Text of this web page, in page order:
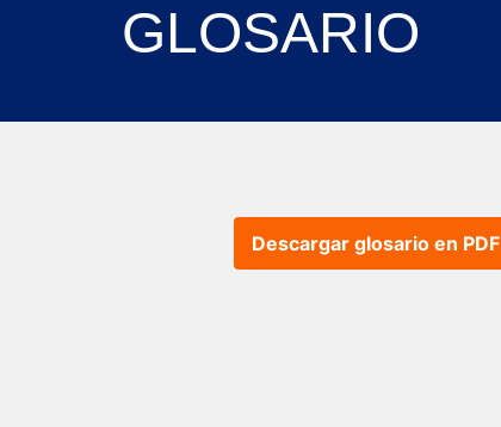
GLOSARIO
Descargar glosario en PDF